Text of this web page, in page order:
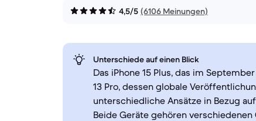
4,5/5 (6106 Meinungen)
Unterschiede auf einen Blick
Das iPhone 15 Plus, das im
13 Pro, dessen globale
unterschiedliche Ansätze in Bezug
Beide Geräte gehören verschiedenen